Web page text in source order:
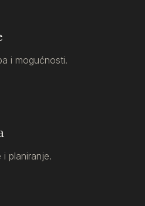
i mogućnosti.
i planiranje.